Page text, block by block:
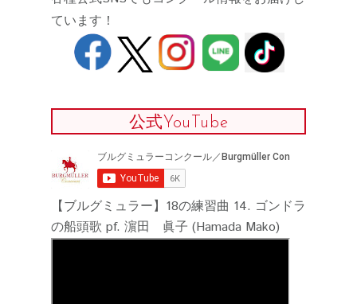
ています！
公式YouTube
【ブルグミュラー】18の練習曲 14. ゴンドラ
の船頭歌 pf. 濵田 眞子 (Hamada Mako)